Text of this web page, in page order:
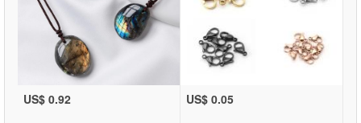
US$ 0.92 US$ 0.05